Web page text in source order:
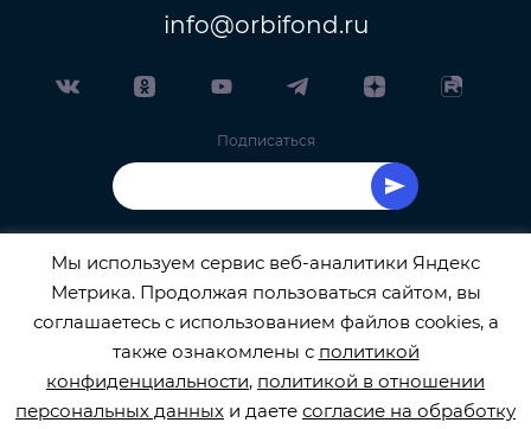
info@orbifond.ru
Подписаться
ОФИЦИАЛЬНЫЙ ОПЕРАТОР ОБРАБОТКИ
ПЕРСОНАЛЬНЫХ ДАННЫХ РЕГИСТРАЦИОННЫЙ
НОМЕР 77-22-133540
Мы используем сервис веб-аналитики Яндекс
Метрика. Продолжая пользоваться сайтом, вы
соглашаетесь с использованием файлов cookies, а
также ознакомлены с политикой
конфиденциальности, политикой в отношении
персональных данных и даете согласие на обработку